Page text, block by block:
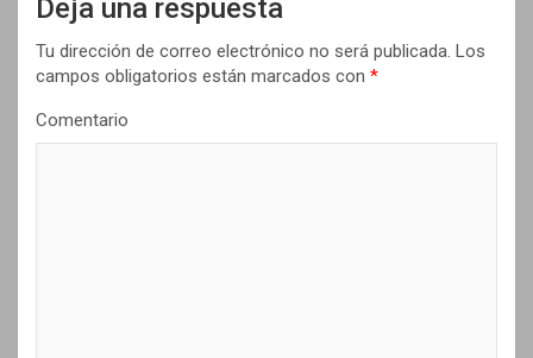
Deja una respuesta
Tu dirección de correo electrónico no será publicada. Los
campos obligatorios están marcados con *
Comentario